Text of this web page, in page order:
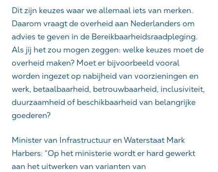
Dit zijn keuzes waar we allemaal iets van merken.
Daarom vraagt de overheid aan Nederlanders om
advies te geven in de Bereikbaarheidsraadpleging.
Als jij het zou mogen zeggen: welke keuzes moet de
overheid maken? Moet er bijvoorbeeld vooral
worden ingezet op nabijheid van voorzieningen en
werk, betaalbaarheid, betrouwbaarheid, inclusiviteit,
duurzaamheid of beschikbaarheid van belangrijke
goederen?
Minister van Infrastructuur en Waterstaat Mark
Harbers: “Op het ministerie wordt er hard gewerkt
aan het uitwerken van varianten van